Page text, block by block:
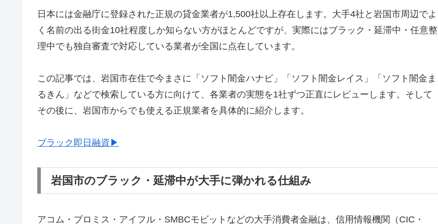
日本には金融庁に登録された正規の貸金業者が1,500社以上存在します。大手4社と岩国市周辺でよ
く名前の出る街金10社程度しか知らない方がほとんどですが、実際にはブラック・延滞中・任意整
理中でも独自審査で対応している業者が全国に点在しています。
この記事では、岩国市在住で今まさに「ソフト闇金ハナビ」「ソフト闇金レイス」「ソフト闇金ま
るきん」などで検索している方に向けて、各業者の実態を1社ずつ正直にレビューします。そして
その後に、岩国市からでも使える正規業者を具体的に紹介します。
ブラック即日融資▶
岩国市のブラック・延滞中が大手に弾かれる仕組み
アコム・プロミス・アイフル・SMBCモビットなどの大手消費者金融は、信用情報機関（CIC・